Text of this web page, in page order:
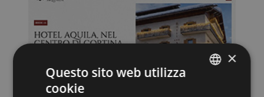
×
Questo sito web utilizza
cookie